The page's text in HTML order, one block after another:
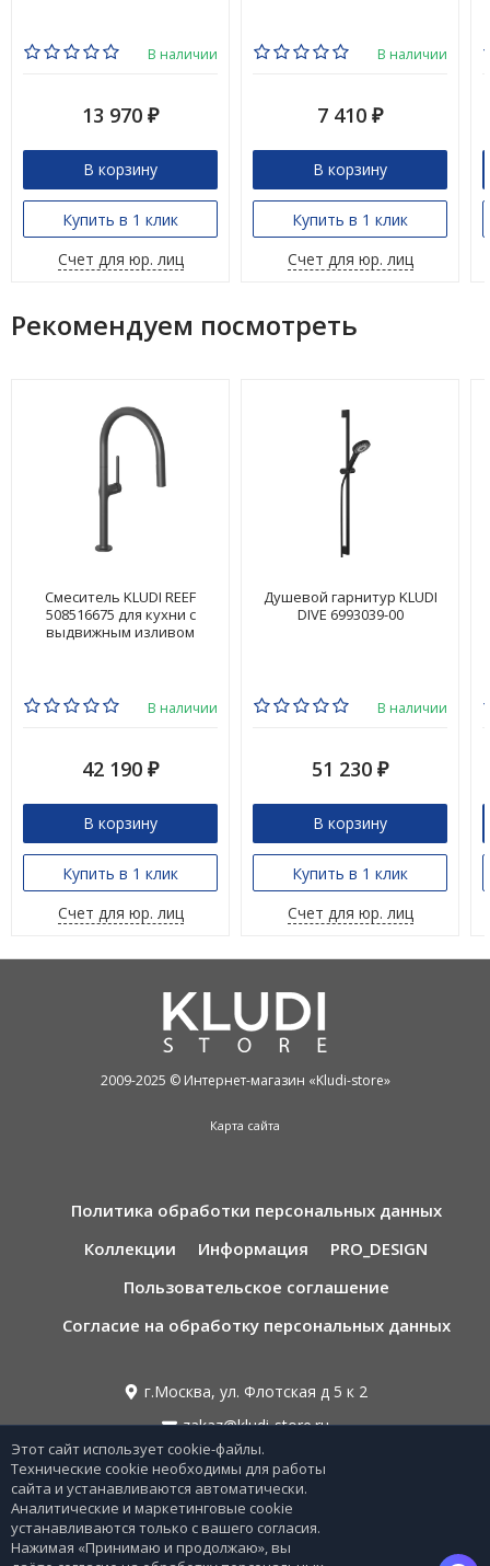
В наличии
13 970 ₽
В корзину
Купить в 1 клик
Счет для юр. лиц
В наличии
7 410 ₽
В корзину
Купить в 1 клик
Счет для юр. лиц
Рекомендуем посмотреть
Смеситель KLUDI REEF
508516675 для кухни с
выдвижным изливом
В наличии
42 190 ₽
В корзину
Купить в 1 клик
Счет для юр. лиц
Душевой гарнитур KLUDI
DIVE 6993039-00
В наличии
51 230 ₽
В корзину
Купить в 1 клик
Счет для юр. лиц
2009-2025 © Интернет-магазин «Kludi-store»
Карта сайта
Политика обработки персональных данных
Коллекции
Информация
PRO_DESIGN
Пользовательское соглашение
Согласие на обработку персональных данных
г.Москва, ул. Флотская д 5 к 2
zakaz@kludi-store.ru
8 495 221 69 55
8 800-775-06-73
Звонок бесплатный по РФ
Этот сайт использует cookie-файлы.
Технические cookie необходимы для работы
сайта и устанавливаются автоматически.
Аналитические и маркетинговые cookie
устанавливаются только с вашего согласия.
Нажимая «Принимаю и продолжаю», вы